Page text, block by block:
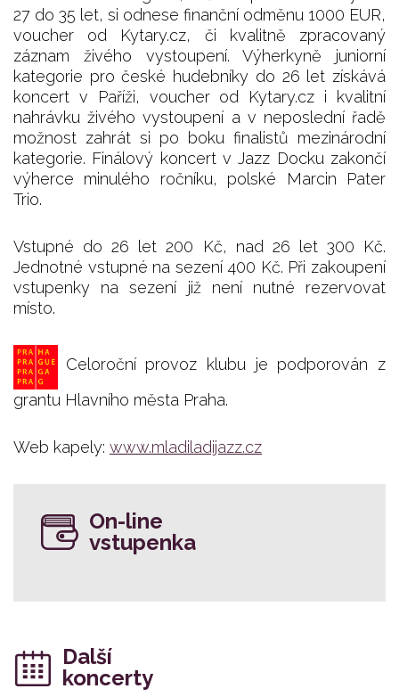
27 do 35 let, si odnese finanční odměnu 1000 EUR,
voucher od Kytary.cz, či kvalitně zpracovaný
záznam živého vystoupení. Výherkyně juniorní
kategorie pro české hudebníky do 26 let získává
koncert v Paříži, voucher od Kytary.cz i kvalitní
nahrávku živého vystoupení a v neposlední řadě
možnost zahrát si po boku finalistů mezinárodní
kategorie. Finálový koncert v Jazz Docku zakončí
výherce minulého ročníku, polské Marcin Pater
Trio.
Vstupné do 26 let 200 Kč, nad 26 let 300 Kč.
Jednotné vstupné na sezení 400 Kč. Při zakoupení
vstupenky na sezení již není nutné rezervovat
místo.
Celoroční provoz klubu je podporován z
grantu Hlavního města Praha.
Web kapely: www.mladiladijazz.cz
On-line
vstupenka
Další
koncerty